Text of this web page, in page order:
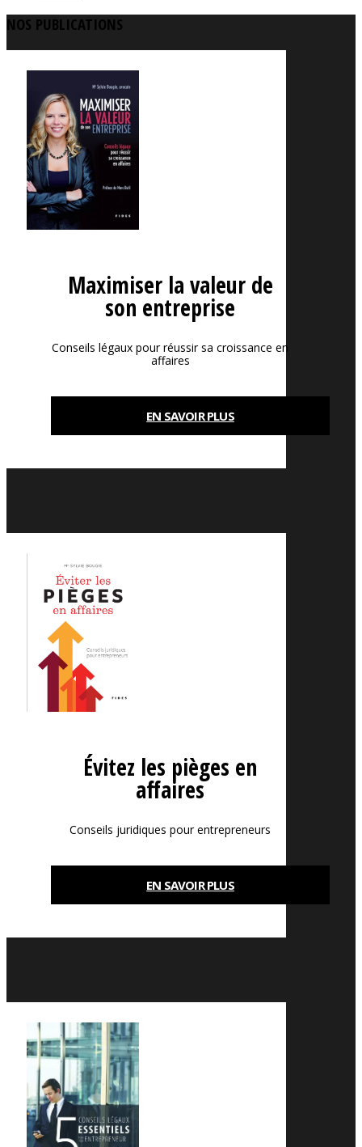
NOS PUBLICATIONS
Maximiser la valeur de
son entreprise
Conseils légaux pour réussir sa croissance en
affaires
EN SAVOIR PLUS
Évitez les pièges en
affaires
Conseils juridiques pour entrepreneurs
EN SAVOIR PLUS